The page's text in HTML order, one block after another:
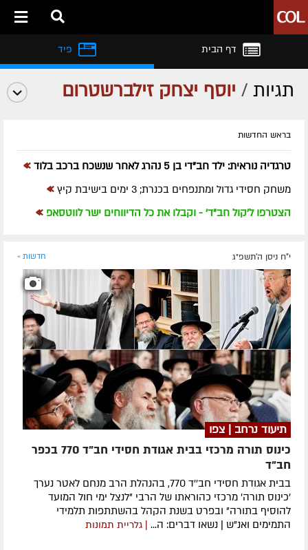
דף הבית
תגיות / יוסף יצחק זילברשטרום
בראש החדשות
טרגדיה נוראית: ילד חב"די בן 5 נהרג לאחר שנשכח ברכב בלוד »
משחק חסידי גדול ומתנפחים בכנרת; 3 ימים בישיבת קיץ »
הצטרפו ל'קול חב"ד' - וקבלו את כל הדיווחים ישר לווטסאפ »
י"ח ניסן ה׳תשפ״ג חדשות »
תיעוד נרחב | צפו
כינוס תורה מרכזי בבית אגודת חסידי חב"ד 770 בכפר
חב"ד
בבית אגודת חסידי חב''ד 770, בהנהלת הרב מנחם לאטר נערך
'כינוס תורה' מרכזי כהוראתו של הרבי "לנצל ימי חול המועד
להוסיף בתורה" ובפרט בשנת הקהל בהשתתפות תלמידי
התמימים ואנ"ש | נשאו דברים: ה... | גלריית תמונות